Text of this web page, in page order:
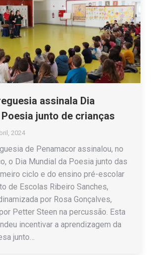
assinala Dia
junto de crianças
2024
de Penamacor assinalou, no
o Dia Mundial da Poesia junto das
ciclo e do ensino pré-escolar
de Escolas Ribeiro Sanches,
por Rosa Gonçalves,
Petter Steen na percussão. Esta
incentivar a aprendizagem da
junto…